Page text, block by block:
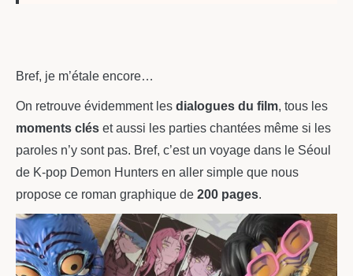
Bref, je m’étale encore…
On retrouve évidemment les dialogues du film, tous les
moments clés et aussi les parties chantées même si les
paroles n’y sont pas. Bref, c’est un voyage dans le Séoul
de K-pop Demon Hunters en aller simple que nous
propose ce roman graphique de 200 pages.